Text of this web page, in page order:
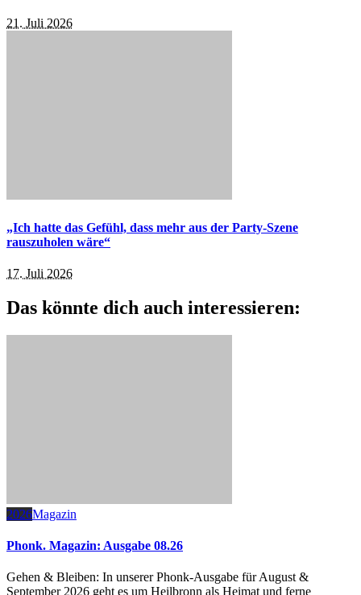
21. Juli 2026
„Ich hatte das Gefühl, dass mehr aus der Party-Szene
rauszuholen wäre“
17. Juli 2026
Das könnte dich auch interessieren:
2026Magazin
Phonk. Magazin: Ausgabe 08.26
Gehen & Bleiben: In unserer Phonk-Ausgabe für August &
September 2026 geht es um Heilbronn als Heimat und ferne